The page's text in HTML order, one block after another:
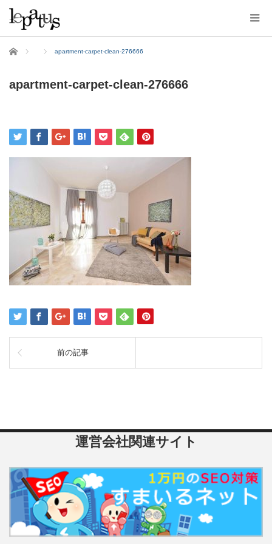
ホーム apartment-carpet-clean-276666
apartment-carpet-clean-276666
前の記事
運営会社関連サイト